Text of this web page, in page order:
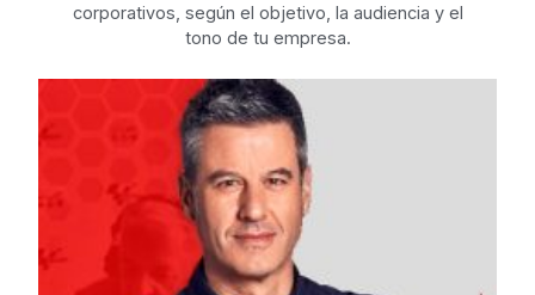
corporativos, según el objetivo, la audiencia y el
tono de tu empresa.